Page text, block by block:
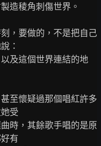
造稜角刺傷世界。
，要做的，不是把自己
：
及這個世界連結的地
至懷疑過那個唱紅許多
受
時，其餘歌手唱的是原
有